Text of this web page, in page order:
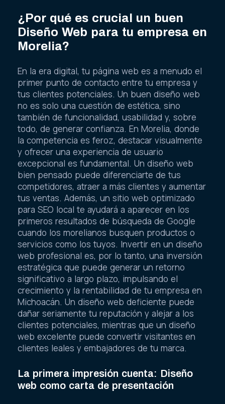
¿Por qué es crucial un buen
Diseño Web para tu empresa en
Morelia?
En la era digital, tu página web es a menudo el
primer punto de contacto entre tu empresa y
tus clientes potenciales. Un buen diseño web
no es solo una cuestión de estética, sino
también de funcionalidad, usabilidad y, sobre
todo, de generar confianza. En Morelia, donde
la competencia es feroz, destacar visualmente
y ofrecer una experiencia de usuario
excepcional es fundamental. Un diseño web
bien pensado puede diferenciarte de tus
competidores, atraer a más clientes y aumentar
tus ventas. Además, un sitio web optimizado
para SEO local te ayudará a aparecer en los
primeros resultados de búsqueda de Google
cuando los morelianos busquen productos o
servicios como los tuyos. Invertir en un diseño
web profesional es, por lo tanto, una inversión
estratégica que puede generar un retorno
significativo a largo plazo, impulsando el
crecimiento y la rentabilidad de tu empresa en
Michoacán. Un diseño web deficiente puede
dañar seriamente tu reputación y alejar a los
clientes potenciales, mientras que un diseño
web excelente puede convertir visitantes en
clientes leales y embajadores de tu marca.
La primera impresión cuenta: Diseño
web como carta de presentación